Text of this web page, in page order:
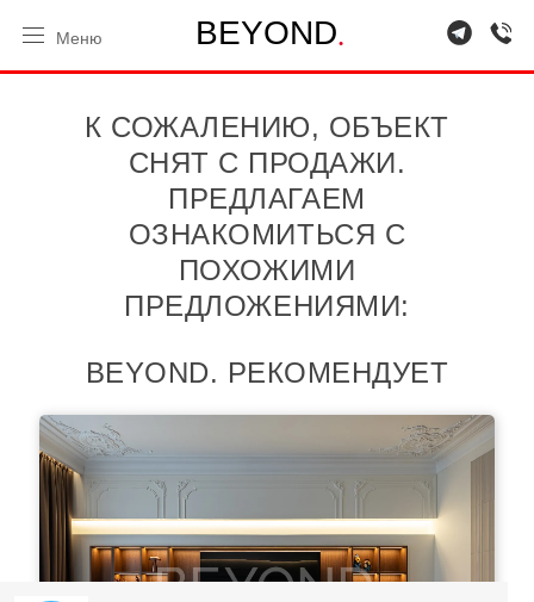
BEYOND.
Меню
К СОЖАЛЕНИЮ, ОБЪЕКТ
СНЯТ С ПРОДАЖИ.
ПРЕДЛАГАЕМ
ОЗНАКОМИТЬСЯ С
ПОХОЖИМИ
ПРЕДЛОЖЕНИЯМИ:
BEYOND. РЕКОМЕНДУЕТ